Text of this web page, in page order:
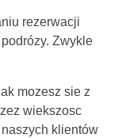
rezerwacji
Zwykle
mozesz sie z
wiekszosc
klientów